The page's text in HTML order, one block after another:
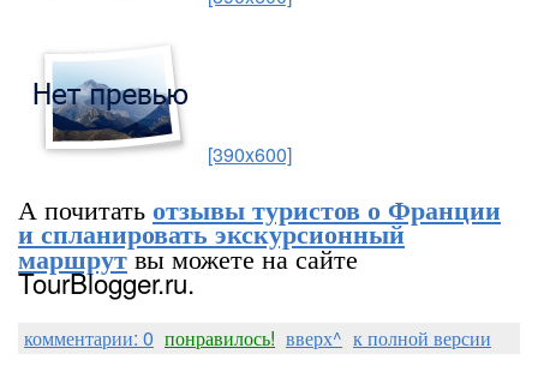
[390x600]
А почитатьотзывы туристов о Франции
и спланировать экскурсионный
маршрутвы можете на сайте
TourBlogger.ru.
комментарии: 0 понравилось! вверх^ к полной версии